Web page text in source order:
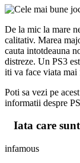
De la mic la mare
calitativ. Marea
cauta intotdeauna
distreze. Un PS3
iti va face viata mai
Poti sa vezi pe
informatii despre
Iata care
infamous